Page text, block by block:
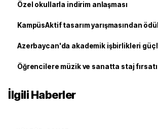
Özel okullarla indirim anlaşması
KampüsAktif tasarım yarışmasından ödül
Azerbaycan'da akademik işbirlikleri
Öğrencilere müzik ve sanatta staj fırsatı
İlgili Haberler